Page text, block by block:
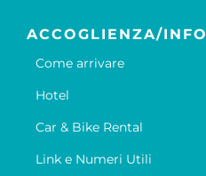
ACCOGLIENZA/INFO
Come arrivare
Hotel
Car & Bike Rental
Link e Numeri Utili